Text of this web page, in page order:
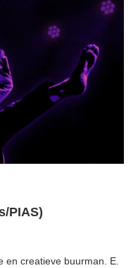
PIAS)
en creatieve buurman. E.